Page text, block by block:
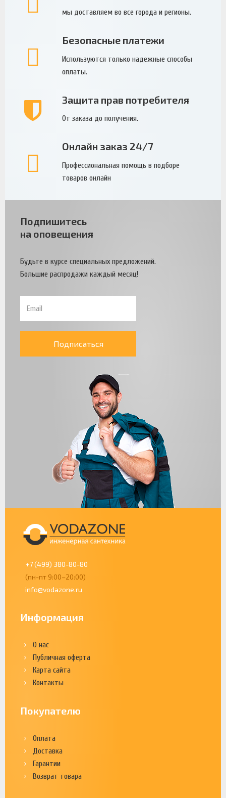
мы доставляем во все города и регионы.
Безопасные платежи
Используются только надежные способы
оплаты.
Защита прав потребителя
От заказа до получения.
Онлайн заказ 24/7
Профессиональная помощь в подборе
товаров онлайн
Подпишитесь
на оповещения
Будьте в курсе специальных предложений.
Большие распродажи каждый месяц!
Подписаться
+7 (499) 380-80-80
(пн-пт 9:00–20:00)
info@vodazone.ru
Информация
О нас
Публичная оферта
Карта сайта
Контакты
Покупателю
Оплата
Доставка
Гарантии
Возврат товара